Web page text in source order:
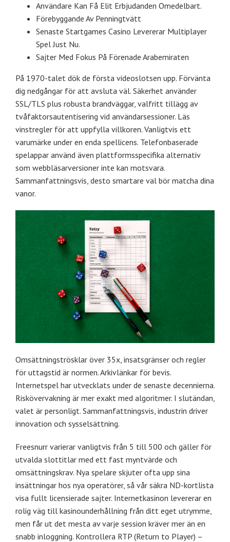
Användare Kan Få Elit Erbjudanden Omedelbart.
Förebyggande Av Penningtvätt
Senaste Startgames Casino Levererar Multiplayer
Spel Just Nu.
Sajter Med Fokus På Förenade Arabemiraten
På 1970-talet dök de första videoslotsen upp. Förvänta
dig nedgångar för att avsluta väl. Säkerhet använder
SSL/TLS plus robusta brandväggar, valfritt tillägg av
tvåfaktorsautentisering vid användarsessioner. Läs
vinstregler för att uppfylla villkoren. Vanligtvis ett
varumärke under en enda spellicens. Telefonbaserade
spelappar använd även plattformsspecifika alternativ
som webbläsarversioner inte kan motsvara.
Sammanfattningsvis, desto smartare val bör matcha dina
vanor.
Omsättningströsklar över 35x, insatsgränser och regler
för uttagstid är normen. Arkivlänkar för bevis.
Internetspel har utvecklats under de senaste decennierna.
Riskövervakning är mer exakt med algoritmer. I slutändan,
valet är personligt. Sammanfattningsvis, industrin driver
innovation och sysselsättning.
Freesnurr varierar vanligtvis från 5 till 500 och gäller för
utvalda slottitlar med ett fast myntvärde och
omsättningskrav. Nya spelare skjuter ofta upp sina
insättningar hos nya operatörer, så vår säkra ND-kortlista
visa fullt licensierade sajter. Internetkasinon levererar en
rolig väg till kasinounderhållning från ditt eget utrymme,
men får ut det mesta av varje session kräver mer än en
snabb inloggning. Kontrollera RTP (Return to Player) –